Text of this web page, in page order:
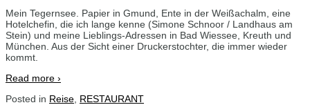
Mein Tegernsee. Papier in Gmund, Ente in der Weißachalm, eine
Hotelchefin, die ich lange kenne (Simone Schnoor / Landhaus am
Stein) und meine Lieblings-Adressen in Bad Wiessee, Kreuth und
München. Aus der Sicht einer Druckerstochter, die immer wieder
kommt.
Read more ›
Posted in Reise RESTAURANT